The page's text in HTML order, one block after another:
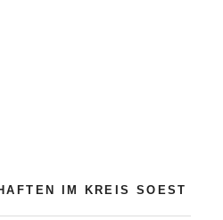
IM KREIS SOEST